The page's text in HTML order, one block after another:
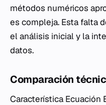
métodos numéricos
es compleja. Esta falta
el análisis inicial y la
datos.
Comparación
Característica Ecuación